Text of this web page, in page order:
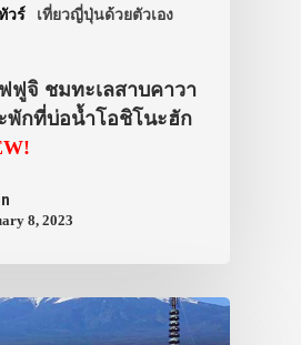
วร์ เที่ยวญี่ปุ่นด้วยตัวเอง
ฟูจิ ชมทะเลสาบคาวา
พักที่บ่อน้ำโอชิโนะฮัก
8, 2023